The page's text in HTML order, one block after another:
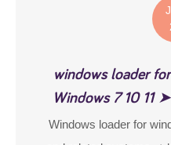
windows loader
Windows 7 10 11
Windows loader for